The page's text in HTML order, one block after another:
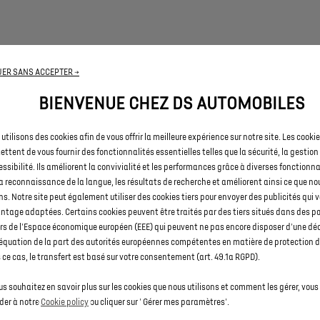
nouveau SUV est personnalisable à souhait grâce à de
des jantes. Sublimez votre véhicule et faites-en la voiture qui
ressemble.
LES DIMENSIONS
mesure une longueur de 4593 mm, une largeur de 1891
de coffre spacieux avec 555L. Votre véhicule dispose aussi
espaces de rangement pour plus de praticité et de
SANS ACCEPTER →
BIENVENUE CHEZ DS AUTOMOBILES
utilisons des cookies afin de vous offrir la meilleure expérience sur notre site. Les
de vous fournir des fonctionnalités essentielles telles que la sécurité, la gestion
Ils améliorent la convivialité et les performances grâce à diverses
reconnaissance de la langue, les résultats de recherche et améliorent ainsi ce que
Notre site peut également utiliser des cookies tiers pour envoyer des publicités qui
adaptées. Certains cookies peuvent être traités par des tiers situés dans des
de l'Espace économique européen (EEE) qui peuvent ne pas encore disposer d'une
de la part des autorités européennes compétentes en matière de protection
ce cas, le transfert est basé sur votre consentement (art. 49.1a RGPD).
souhaitez en savoir plus sur les cookies que nous utilisons et comment les gérer, vous
à notre Cookie policyou cliquer sur ' Gérer mes paramètres'.